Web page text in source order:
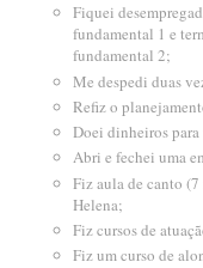
Fiquei
fundamental 1 e
fundamental 2;
Me despedi duas
Refiz o
Doei dinheiros
Abri e fechei uma
Fiz aula de canto
Helena;
Fiz cursos de
Fiz um curso de